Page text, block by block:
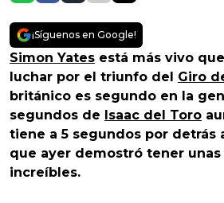
¡Síguenos en Google!
Simon Yates está más vivo
luchar por el triunfo del Giro
británico es segundo en la
segundos de Isaac del Toro
tiene a 5 segundos por detrás
que ayer demostró tener unas
increíbles.